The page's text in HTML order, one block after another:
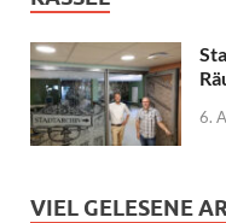
6.
VIEL GELESENE